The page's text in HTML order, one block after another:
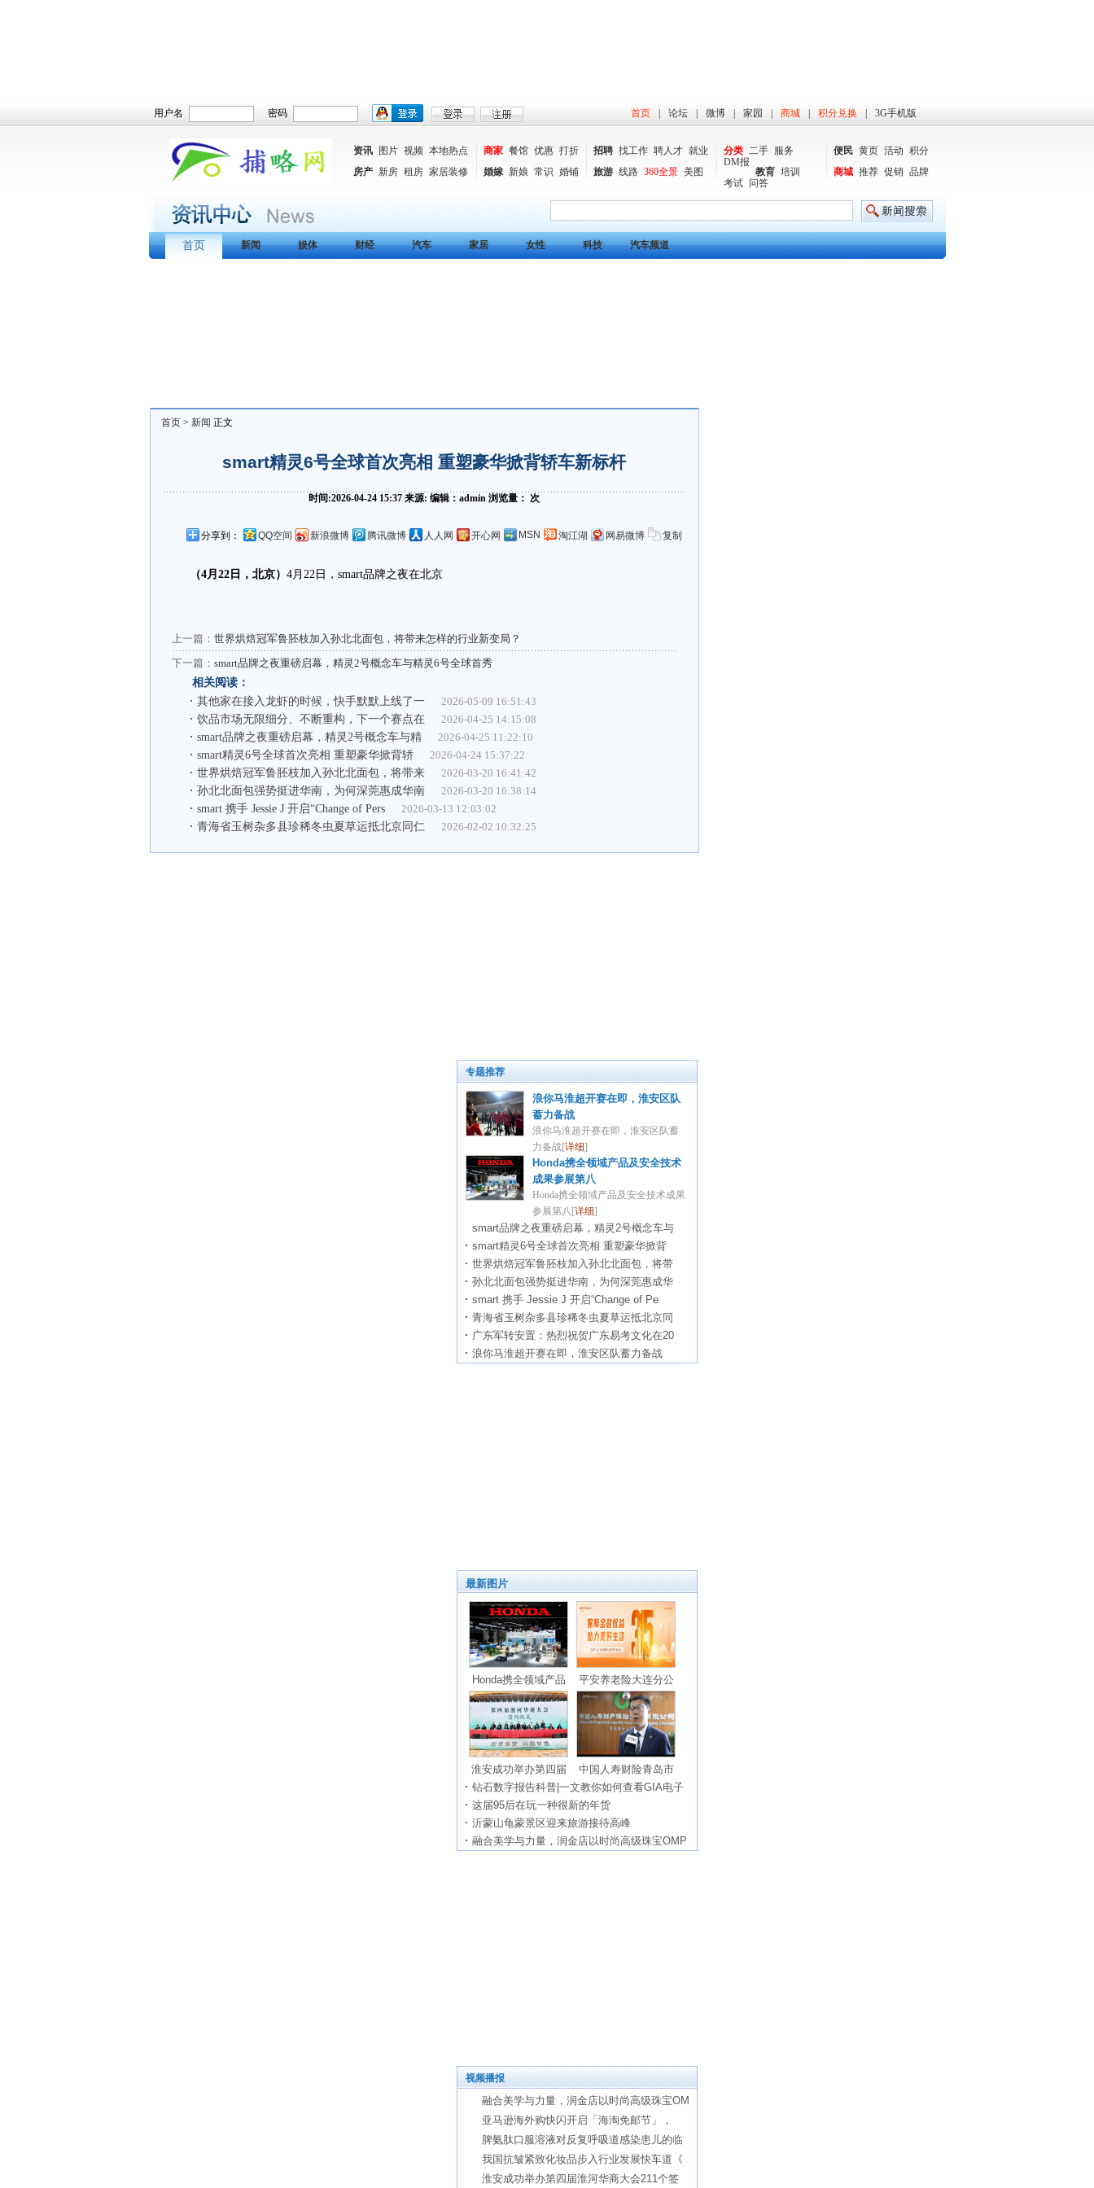
用户名 密码 首页 论坛 微博 家园 商城 积分兑换 3G手机版
资讯 图片 视频 本地热点
房产 新房 租房 家居装修
商家 餐馆 优惠 打折
婚嫁 新娘 常识 婚铺
招聘 找工作 聘人才 就业
旅游 线路 360全景 美图
分类 二手
服务
DM报
教育 培训
考试
问答
便民 黄页 活动 积分
商城 推荐 促销 品牌
首页 新闻 娱体 财经 汽车 家居 女性 科技 汽车频道
首页> 新闻 正文
smart精灵6号全球首次亮相 重塑豪华掀背轿车新标杆
时间:2026-04-24 15:37 来源: 编辑：admin 浏览量： 次
分享到： QQ空间 新浪微博 腾讯微博 人人网 开心网 MSN 淘江湖 网易微博 复制
（4月 22日，北京） 4月22日，smart品牌之夜在北京
上一篇：世界烘焙冠军鲁胚枝加入孙北北面包，将带来怎样的行业新变局？
下一篇：smart品牌之夜重磅启幕，精灵2号概念车与精灵6号全球首秀
相关阅读：
其他家在接入龙虾的时候，快手默默上线了一
2026-05-09 16:51:43
饮品市场无限细分、不断重构，下一个赛点在
2026-04-25 14:15:08
smart品牌之夜重磅启幕，精灵2号概念车与精
2026-04-25 11:22:10
smart精灵6号全球首次亮相 重塑豪华掀背轿
2026-04-24 15:37:22
世界烘焙冠军鲁胚枝加入孙北北面包，将带来
2026-03-20 16:41:42
孙北北面包强势挺进华南，为何深莞惠成华南
2026-03-20 16:38:14
smart 携手 Jessie J 开启“Change of Pers
2026-03-13 12:03:02
青海省玉树杂多县珍稀冬虫夏草运抵北京同仁
2026-02-02 10:32:25
专题推荐
浪你马淮超开赛在即，淮安区队
蓄力备战
浪你马淮超开赛在即，淮安区队蓄
力备战[详细]
Honda携全领域产品及安全技术
成果参展第八
Honda携全领域产品及安全技术成果
参展第八[详细]
smart品牌之夜重磅启幕，精灵2号概念车与
smart精灵6号全球首次亮相 重塑豪华掀背
世界烘焙冠军鲁胚枝加入孙北北面包，将带
孙北北面包强势挺进华南，为何深莞惠成华
smart 携手 Jessie J 开启“Change of Pe
青海省玉树杂多县珍稀冬虫夏草运抵北京同
广东军转安置：热烈祝贺广东易考文化在20
浪你马淮超开赛在即，淮安区队蓄力备战
最新图片
Honda携全领域产品 平安养老险大连分公
淮安成功举办第四届
中国人寿财险青岛市
钻石数字报告科普|一文教你如何查看GIA电子
这届95后在玩一种很新的年货
沂蒙山龟蒙景区迎来旅游接待高峰
融合美学与力量，润金店以时尚高级珠宝OMP
视频播报
融合美学与力量，润金店以时尚高级珠宝OM
亚马逊海外购快闪开启「海淘免邮节」，
脾氨肽口服溶液对反复呼吸道感染患儿的临
我国抗皱紧致化妆品步入行业发展快车道《
淮安成功举办第四届淮河华商大会211个签